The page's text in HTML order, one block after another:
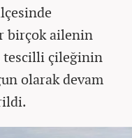
birçok ailenin
tescilli çileğinin
olarak devam